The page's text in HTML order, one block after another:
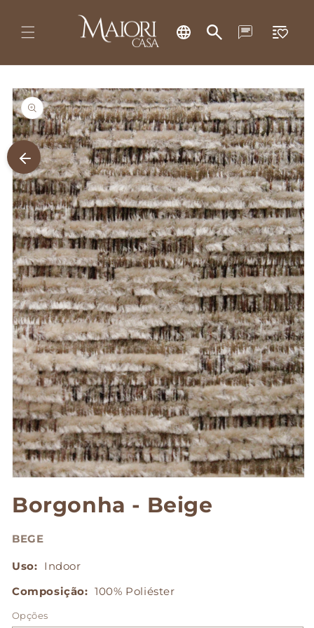
conteúdo
de
as
informações
do produto
na
modal
Borgonha - Beige
BEGE
Uso: Indoor
Composição: 100% Poliéster
Opções